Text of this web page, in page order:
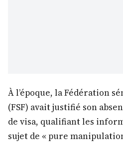
À l’époque, la Fédération
(FSF) avait justifié son
de visa, qualifiant les
sujet de « pure